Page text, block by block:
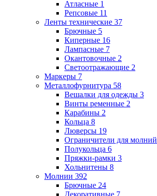
Атласные 1
Репсовые 11
Ленты технические 37
Брючные 5
Киперные 16
Лампасные 7
Окантовочные 2
Светоотражающие 2
Маркеры 7
Металлофурнитура 58
Вешалки для одежды 3
Винты ременные 2
Карабины 2
Кольца 8
Люверсы 19
Ограничители для молний
Полукольца 6
Пряжки-рамки 3
Хольнитены 8
Молнии 392
Брючные 24
Декоративные 7